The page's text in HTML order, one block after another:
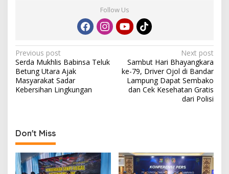
Follow Us
P
o
s
t
a
v
i
g
Previous post
Serda Mukhlis Babinsa Teluk
Betung Utara Ajak
Masyarakat Sadar
Kebersihan Lingkungan
Next post
Sambut Hari Bhayangkara
ke-79, Driver Ojol di Bandar
Lampung Dapat Sembako
dan Cek Kesehatan Gratis
dari Polisi
Don't Miss